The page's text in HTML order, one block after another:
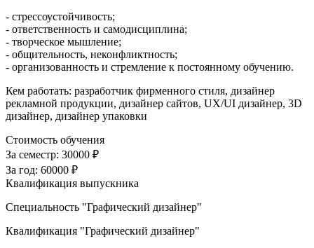
- стрессоустойчивость;
- ответственность и самодисциплина;
- творческое мышление;
- общительность, неконфликтность;
- организованность и стремление к постоянному обучению.
Кем работать: разработчик фирменного стиля, дизайнер
рекламной продукции, дизайнер сайтов, UX/UI дизайнер, 3D
дизайнер, дизайнер упаковки
Стоимость обучения
За семестр: 30000 ₽
За год: 60000 ₽
Квалификация выпускника
Специальность "Графический дизайнер"
Квалификация "Графический дизайнер"